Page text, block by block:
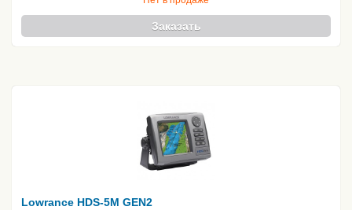
Заказать
Lowrance HDS-5M GEN2